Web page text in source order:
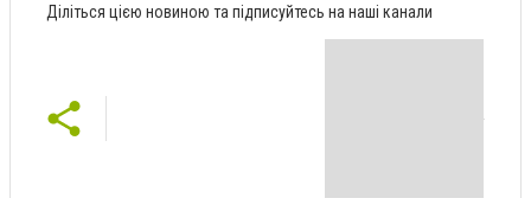
Діліться цією новиною та підписуйтесь на наші канали